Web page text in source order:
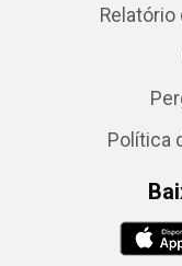
Relatório
Política